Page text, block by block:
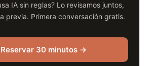
IA sin reglas? Lo revisamos juntos,
previa. Primera conversación gratis.
Reservar 30 minutos →